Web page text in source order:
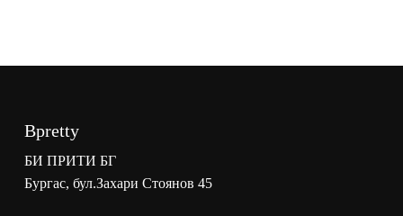
Bpretty
БИ ПРИТИ БГ
Бургас, бул.Захари Стоянов 45